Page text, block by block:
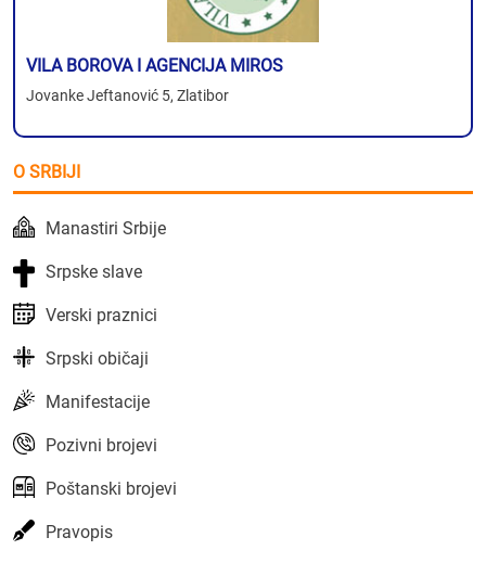
VILA BOROVA I AGENCIJA MIROS
Jovanke Jeftanović 5, Zlatibor
O SRBIJI
Manastiri Srbije
Srpske slave
Verski praznici
Srpski običaji
Manifestacije
Pozivni brojevi
Poštanski brojevi
Pravopis